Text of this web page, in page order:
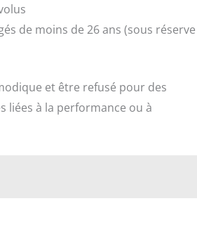
de moins de 26 ans (sous réserve
et être refusé pour des
liées à la performance ou à